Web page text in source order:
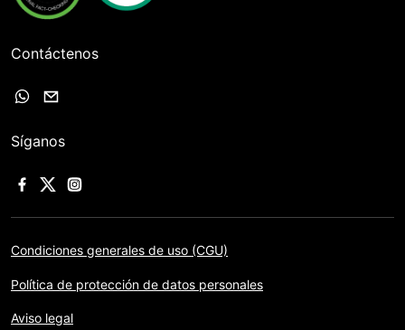
Contáctenos
Síganos
Condiciones generales de uso (CGU)
Política de protección de datos personales
Aviso legal